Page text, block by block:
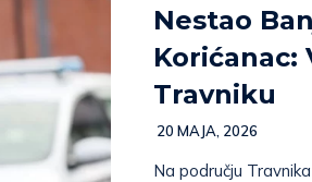
Nestao
Korićanac:
Travniku
20 MAJA, 2026
Na području